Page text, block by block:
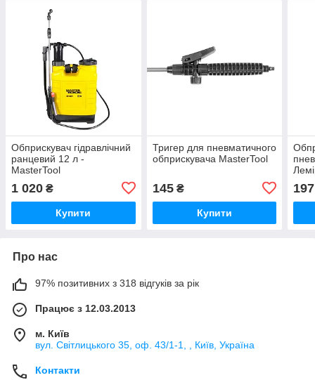
Обприскувач гідравлічний
ранцевий 12 л -
MasterTool
1 020 ₴
Купити
Тригер для пневматичного
обприскувача MasterTool
145₴
Купити
197
Про нас
97% позитивних з 318 відгуків за рік
Працює з 12.03.2013
м. Київ
вул. Світлицького 35, оф. 43/1-1, , Київ, Україна
Контакти